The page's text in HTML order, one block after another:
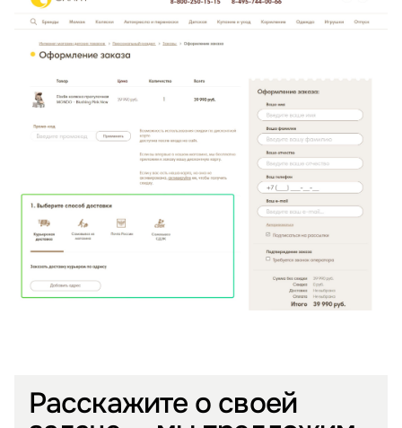
Расскажите о своей